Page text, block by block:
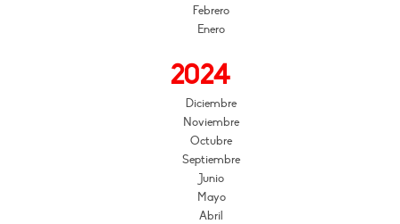
Febrero
Enero
2024
Diciembre
Noviembre
Octubre
Septiembre
Junio
Mayo
Abril